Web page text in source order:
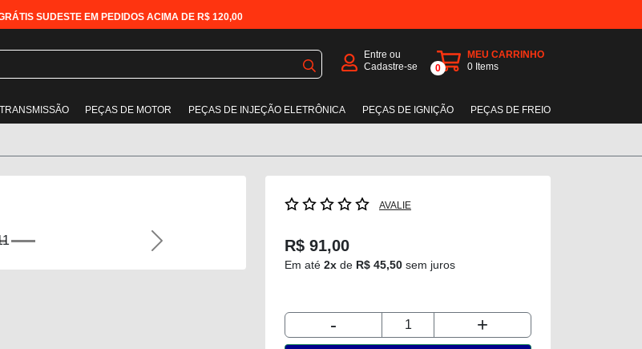
SUDESTE EM PEDIDOS ACIMA DE R$ 120,00
Entre ou
Cadastre-se
0
MEU CARRINHO
0 Items
PEÇAS DE MOTOR PEÇAS DE INJEÇÃO ELETRÔNICA PEÇAS DE IGNIÇÃO PEÇAS DE FREIO
Next
AVALIE
R$ 91,00
Em até 2x de R$ 45,50 sem juros
- +